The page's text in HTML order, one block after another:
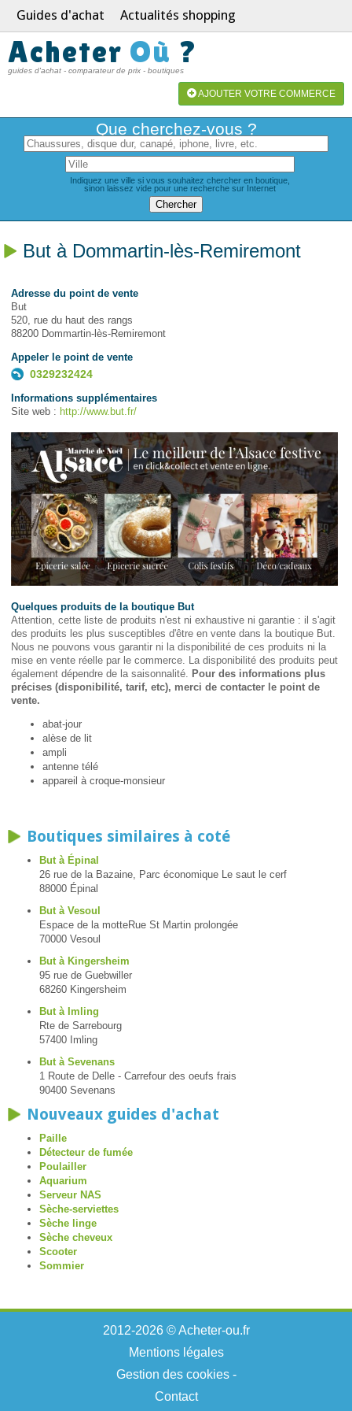
Guides d'achat Actualités shopping
Acheter Où ?
guides d'achat - comparateur de prix - boutiques
AJOUTER VOTRE COMMERCE
Que cherchez-vous ?
Indiquez une ville si vous souhaitez chercher en boutique,
sinon laissez vide pour une recherche sur Internet
But à Dommartin-lès-Remiremont
Adresse du point de vente
But
520, rue du haut des rangs
88200 Dommartin-lès-Remiremont
Appeler le point de vente
0329232424
Informations supplémentaires
Site web : http://www.but.fr/
Quelques produits de la boutique But
Attention, cette liste de produits n'est ni exhaustive ni garantie : il s'agit
des produits les plus susceptibles d'être en vente dans la boutique But.
Nous ne pouvons vous garantir ni la disponibilité de ces produits ni la
mise en vente réelle par le commerce. La disponibilité des produits peut
également dépendre de la saisonnalité. Pour des informations plus
précises (disponibilité, tarif, etc), merci de contacter le point de
vente.
abat-jour
alèse de lit
ampli
antenne télé
appareil à croque-monsieur
Boutiques similaires à coté
But à Épinal
26 rue de la Bazaine, Parc économique Le saut le cerf
88000 Épinal
But à Vesoul
Espace de la motteRue St Martin prolongée
70000 Vesoul
But à Kingersheim
95 rue de Guebwiller
68260 Kingersheim
But à Imling
Rte de Sarrebourg
57400 Imling
But à Sevenans
1 Route de Delle - Carrefour des oeufs frais
90400 Sevenans
Nouveaux guides d'achat
Paille
Détecteur de fumée
Poulailler
Aquarium
Serveur NAS
Sèche-serviettes
Sèche linge
Sèche cheveux
Scooter
Sommier
2012-2026 © Acheter-ou.fr
Mentions légales
Gestion des cookies-
Contact